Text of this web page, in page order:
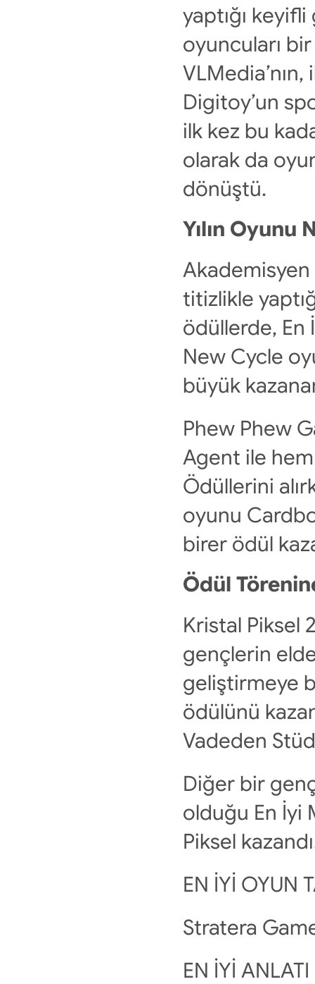
yaptığı
oyuncuları
Digitoy’un
ilk kez bu
olarak da
dönüştü.
Yılın Oyunu
Akademisyen
titizlikle
ödüllerde, En
New Cycle
büyük
Phew Phew
Agent ile
Ödüllerini
oyunu
birer ödül
Ödül
Kristal Piksel
gençlerin
geliştirmeye
ödülünü
Vadeden
Diğer bir
olduğu En İyi
Piksel
EN İYİ OYUN
Stratera
EN İYİ